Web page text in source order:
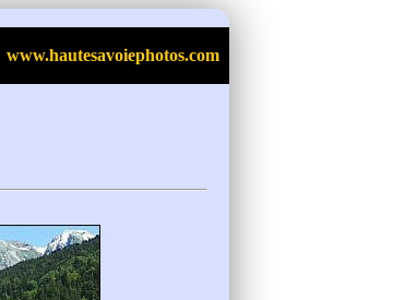
www.hautesavoiephotos.com